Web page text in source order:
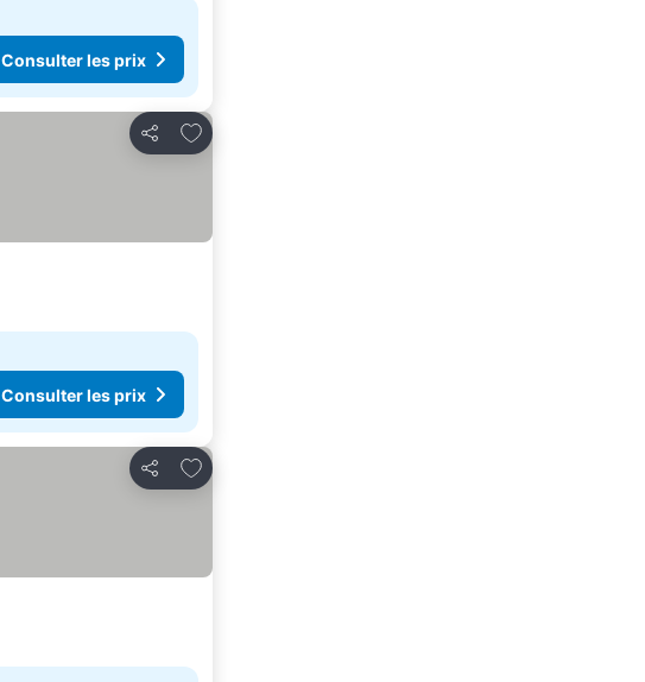
Consulter les prix
Partager
Ajouter à mes favoris
Consulter les prix
Partager
Ajouter à mes favoris